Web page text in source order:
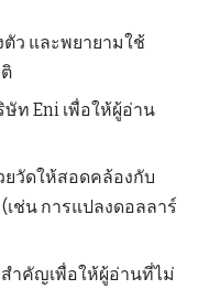
ว และพยายามใช้
ษัท Eni เพื่อให้ผู้อ่าน
ยวัดให้สอดคล้องกับ
ช่น การแปลงดอลลาร์
ำคัญเพื่อให้ผู้อ่านที่ไม่